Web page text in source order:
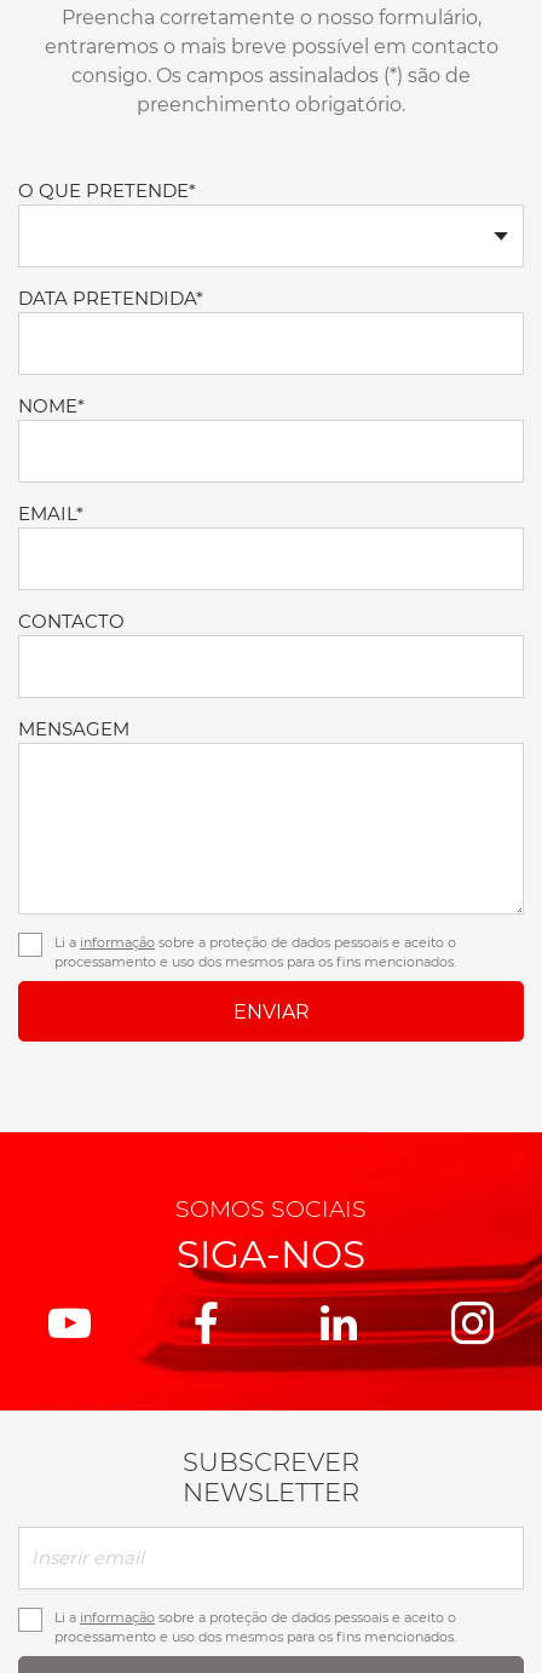
Preencha corretamente o nosso formulário,
entraremos o mais breve possível em contacto
consigo. Os campos assinalados (*) são de
preenchimento obrigatório.
O QUE PRETENDE*
DATA PRETENDIDA*
NOME*
EMAIL*
CONTACTO
MENSAGEM
Li a informação sobre a proteção de dados pessoais e aceito o
processamento e uso dos mesmos para os fins mencionados.
SOMOS SOCIAIS
SIGA-NOS
SUBSCREVER
NEWSLETTER
Li a informação sobre a proteção de dados pessoais e aceito o
processamento e uso dos mesmos para os fins mencionados.